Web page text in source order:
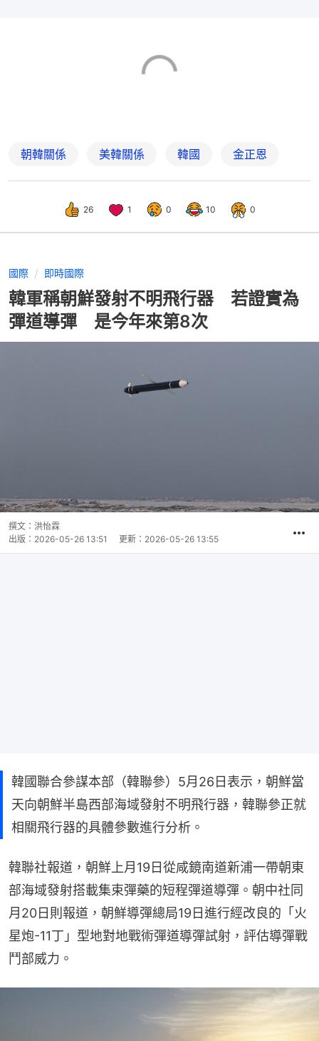
朝韓關係 美韓關係 韓國 金正恩
26 1 0 10 0
國際 即時國際
韓軍稱朝鮮發射不明飛行器 若證實為
彈道導彈 是今年來第8次
撰文： 洪怡霖
出版： 2026-05-26 13:51 更新： 2026-05-26 13:55
韓國聯合參謀本部（韓聯參）5月26日表示，朝鮮當
天向朝鮮半島西部海域發射不明飛行器，韓聯參正就
相關飛行器的具體參數進行分析。
韓聯社報道，朝鮮上月19日從咸鏡南道新浦一帶朝東
部海域發射搭載集束彈藥的短程彈道導彈。朝中社同
月20日則報道，朝鮮導彈總局19日進行經改良的「火
星炮-11丁」型地對地戰術彈道導彈試射，評估導彈戰
鬥部威力。